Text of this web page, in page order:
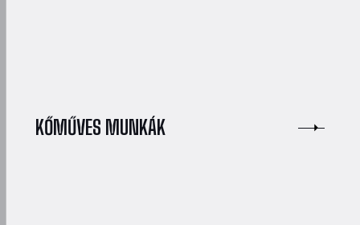
KŐMŰVES MUNKÁK